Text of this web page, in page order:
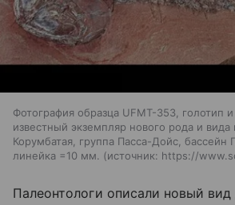
Фотография образца UFMT-353, голотип
известный экземпляр нового рода и
Корумбатая, группа Пасса-Дойс,
линейка =10 мм.
источник: https://
Палеонтологи описали новый вид